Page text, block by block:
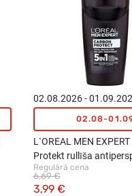
02.08.2026 -
02.08-
L`OREAL MEN
Protekt rullīša
50ml
Regulārā cena
3,99 €
6,69 €